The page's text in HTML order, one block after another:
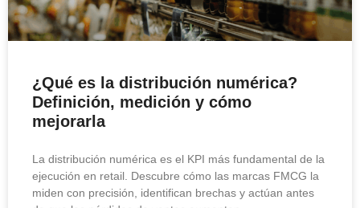
¿Qué es la distribución numérica?
Definición, medición y cómo
mejorarla
La distribución numérica es el KPI más fundamental de la
ejecución en retail. Descubre cómo las marcas FMCG la
miden con precisión, identifican brechas y actúan antes